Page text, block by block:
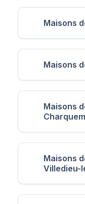
Maisons
Maisons
Maisons
Maisons
Villedieu-